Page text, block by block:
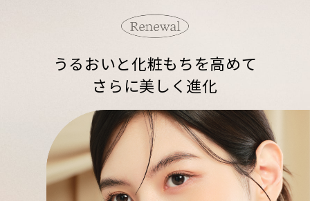
うるおいと化粧もちを高めて
さらに美しく進化